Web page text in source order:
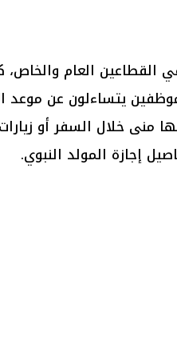
القطاعين العام
يتساءلون عن موعد
خلال السفر أو زيارات
إجازة المولد النبوي.